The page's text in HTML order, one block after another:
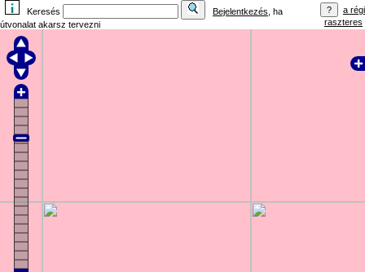
Keresés Bejelentkezés , ha
útvonalat akarsz tervezni
a régi
raszteres